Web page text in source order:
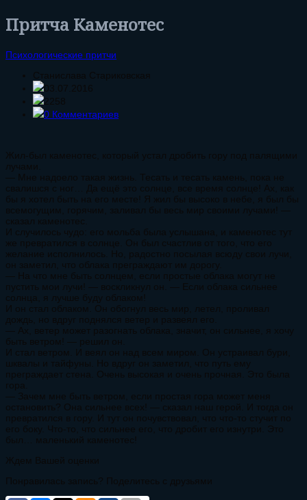
Притча Каменотес
Психологические притчи
Станислава Стариковская
03.07.2016
2258
0 Комментариев
Жил-был каменотес, который устал дробить гору под палящими
лучами.
— Мне надоело такая жизнь. Тесать и тесать камень, пока не
свалишся с ног… Да ещё это солнце, все время солнце! Ах, как
бы я хотел быть на его месте! Я жил бы высоко в небе, я был бы
всемогущим, горячим, заливал бы весь мир своими лучами! —
сказал каменотес.
И случилось чудо: его мольба была услышана, и каменотес тут
же превратился в солнце. Он был счастлив от того, что его
желание исполнилось. Но, радостно посылая всюду свои лучи,
он заметил, что облака преграждают им дорогу.
— На что мне быть солнцем, если простые облака могут не
пустить мои лучи! — воскликнул он. — Если облака сильнее
солнца, я лучше буду облаком!
И он стал облаком. Он обогнул весь мир, летел, проливал
дождь, но вдруг поднялся ветер и развеял его.
— Ах, ветер может разогнать облака, значит, он сильнее, я хочу
быть ветром! — решил он.
И стал ветром. И веял он над всем миром. Он устраивал бури,
шквалы и тайфуны. Но вдруг он заметил, что путь ему
преграждает стена. Очень высокая и очень прочная. Это была
гора.
— Зачем мне быть ветром, если простая гора может меня
остановить? Она сильнее всех! — сказал наш герой. И тогда он
превратился в гору. И тут он почувствовал, что что-то стучит по
его боку. Что-то, что сильнее его, что дробит его изнутри. Это
был… маленький каменотес!
Ждем Вашей оценки
Понравилась запись? Поделитесь с друзьями